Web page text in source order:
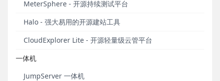
MeterSphere - 开源持续测试平台
Halo - 强大易用的开源建站工具
CloudExplorer Lite - 开源轻量级云管平台
一体机
JumpServer 一体机
内）。
1. CIS安全扫描
KubeOperator v3.1.0版本结合Kube-bench实现了CIS